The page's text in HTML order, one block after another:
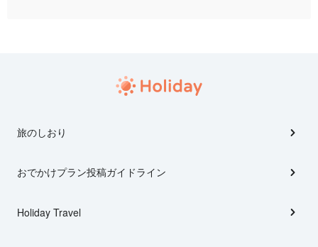
旅のしおり
おでかけプラン投稿ガイドライン
Holiday Travel